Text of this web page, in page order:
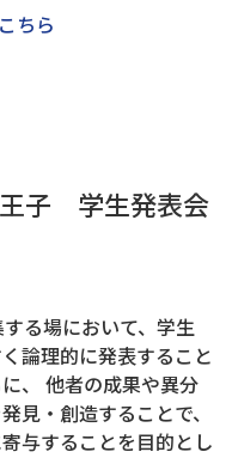
ちら
子 学生発表会
る場において、学生
論理的に発表すること
、 他者の成果や異分
見・創造することで、
与することを目的とし